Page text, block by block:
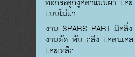
ท่อกระดูกงูสีดำแบบผ่า และ
แบบไม่ผ่า
งาน SPARE PART มิลลิ่ง
งานตัด พับ กลึง แสตนเลส
และเหล็ก